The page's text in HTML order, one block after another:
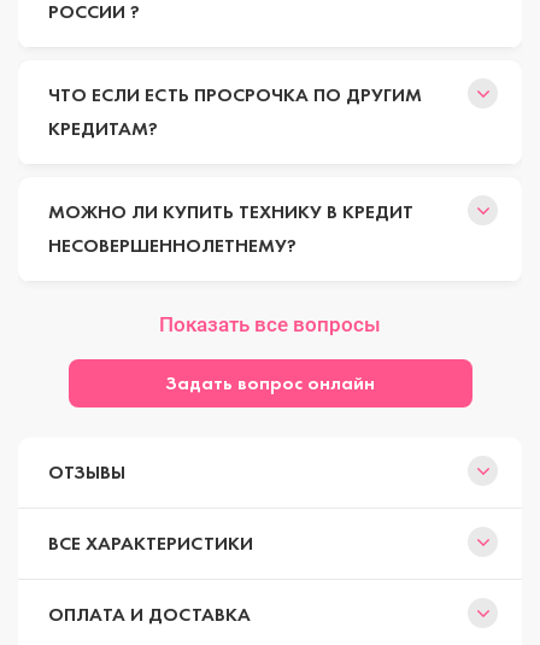
РОССИИ ?
ЧТО ЕСЛИ ЕСТЬ ПРОСРОЧКА ПО ДРУГИМ
КРЕДИТАМ?
МОЖНО ЛИ КУПИТЬ ТЕХНИКУ В КРЕДИТ
НЕСОВЕРШЕННОЛЕТНЕМУ?
Показать все вопросы
Задать вопрос онлайн
ОТЗЫВЫ
ВСЕ ХАРАКТЕРИСТИКИ
ОПЛАТА И ДОСТАВКА